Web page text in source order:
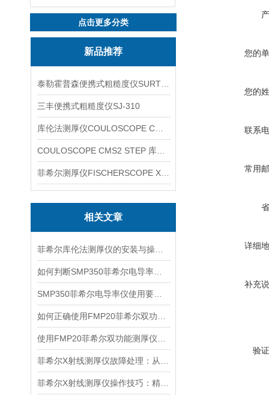
点击更多分类
新品推荐
三丰便携式粗糙度仪SJ-310
相关文章
您的
您的
联系
常用
详细
补充
验